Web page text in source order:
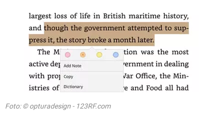
Foto: © opturadesign - 123RF.com